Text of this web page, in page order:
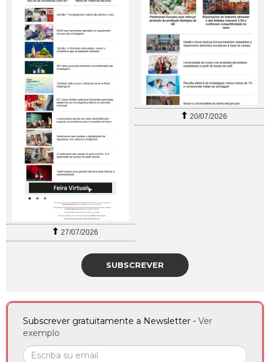
27/07/2026
20/07/2026
SUBSCREVER
Subscrever gratuitamente a Newsletter - Ver
exemplo